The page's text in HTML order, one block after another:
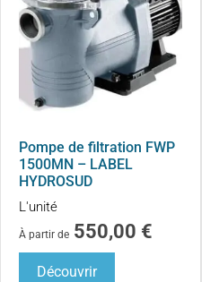
Pompe de filtration FWP
1500MN – LABEL
HYDROSUD
L'unité
À partir de 550,00 €
Découvrir